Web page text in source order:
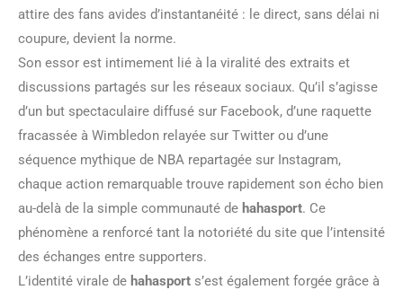
attire des fans avides d’instantanéité : le direct, sans délai ni
coupure, devient la norme.
Son essor est intimement lié à la viralité des extraits et
discussions partagés sur les réseaux sociaux. Qu’il s’agisse
d’un but spectaculaire diffusé sur Facebook, d’une raquette
fracassée à Wimbledon relayée sur Twitter ou d’une
séquence mythique de NBA repartagée sur Instagram,
chaque action remarquable trouve rapidement son écho bien
au-delà de la simple communauté de hahasport. Ce
phénomène a renforcé tant la notoriété du site que l’intensité
des échanges entre supporters.
L’identité virale de hahasport s’est également forgée grâce à